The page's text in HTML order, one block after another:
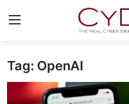
Login
Home
Tag: OpenAI